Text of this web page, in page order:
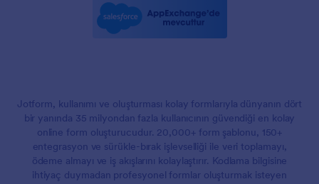
Jotform, kullanımı ve oluşturması kolay formlarıyla dünyanın dört
bir yanında 35 milyondan fazla kullanıcının güvendiği en kolay
online form oluşturucudur. 20,000+ form şablonu, 150+
entegrasyon ve sürükle-bırak işlevselliği ile veri toplamayı,
ödeme almayı ve iş akışlarını kolaylaştırır. Kodlama bilgisine
ihtiyaç duymadan profesyonel formlar oluşturmak isteyen